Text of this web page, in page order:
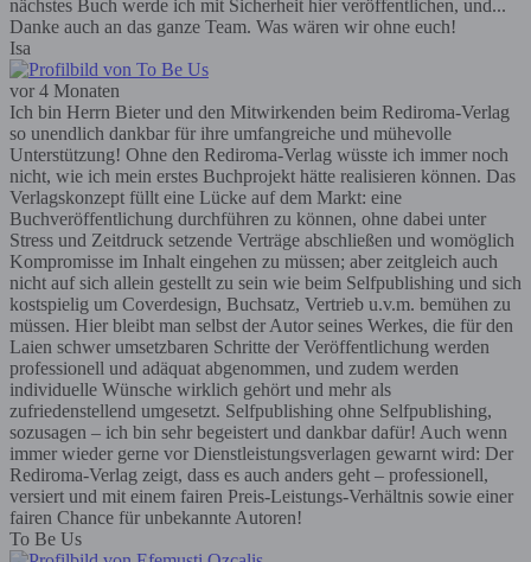
nächstes Buch werde ich mit Sicherheit hier veröffentlichen, und...
Danke auch an das ganze Team. Was wären wir ohne euch!
Isa
vor 4 Monaten
Ich bin Herrn Bieter und den Mitwirkenden beim Rediroma-Verlag
so unendlich dankbar für ihre umfangreiche und mühevolle
Unterstützung! Ohne den Rediroma-Verlag wüsste ich immer noch
nicht, wie ich mein erstes Buchprojekt hätte realisieren können. Das
Verlagskonzept füllt eine Lücke auf dem Markt: eine
Buchveröffentlichung durchführen zu können, ohne dabei unter
Stress und Zeitdruck setzende Verträge abschließen und womöglich
Kompromisse im Inhalt eingehen zu müssen; aber zeitgleich auch
nicht auf sich allein gestellt zu sein wie beim Selfpublishing und sich
kostspielig um Coverdesign, Buchsatz, Vertrieb u.v.m. bemühen zu
müssen. Hier bleibt man selbst der Autor seines Werkes, die für den
Laien schwer umsetzbaren Schritte der Veröffentlichung werden
professionell und adäquat abgenommen, und zudem werden
individuelle Wünsche wirklich gehört und mehr als
zufriedenstellend umgesetzt. Selfpublishing ohne Selfpublishing,
sozusagen – ich bin sehr begeistert und dankbar dafür! Auch wenn
immer wieder gerne vor Dienstleistungsverlagen gewarnt wird: Der
Rediroma-Verlag zeigt, dass es auch anders geht – professionell,
versiert und mit einem fairen Preis-Leistungs-Verhältnis sowie einer
fairen Chance für unbekannte Autoren!
To Be Us